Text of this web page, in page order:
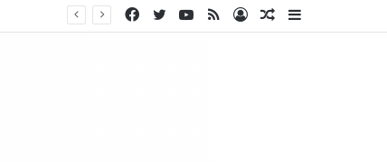
Articolo
Log
RSS
YouTube
Twitter
Facebook